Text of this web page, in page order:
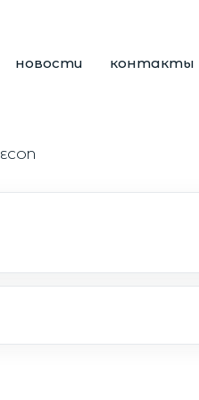
новости контакты
ECON